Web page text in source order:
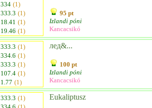
334 (1)
333.3 (1)
18.41 (1)
19.46 (1)
95 pt
Izlandi póni
Kancacsikó
333.3 (1)
334.6 (1)
333.3 (1)
107.4 (1)
1.77 (1)
лед&...
100 pt
Izlandi póni
Kancacsikó
333.3 (1)
Eukaliptusz